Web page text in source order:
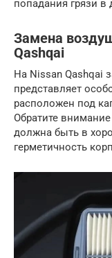
попадания грязи в
Замена
Qashqai
На Nissan Qashqai
представляет
расположен под
Обратите
должна быть в
герметичность